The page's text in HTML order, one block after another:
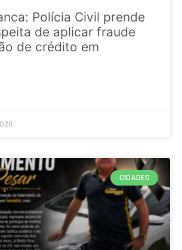
Polícia Civil prende
de aplicar fraude
de crédito em
CIDADES